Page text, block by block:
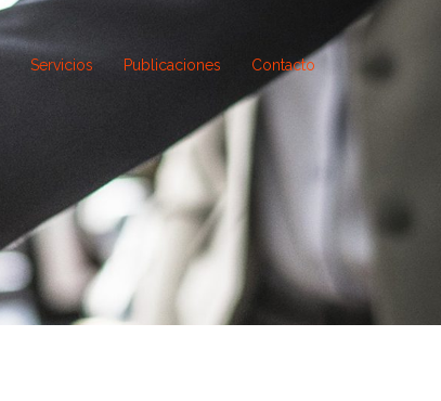
Servicios Publicaciones Contacto